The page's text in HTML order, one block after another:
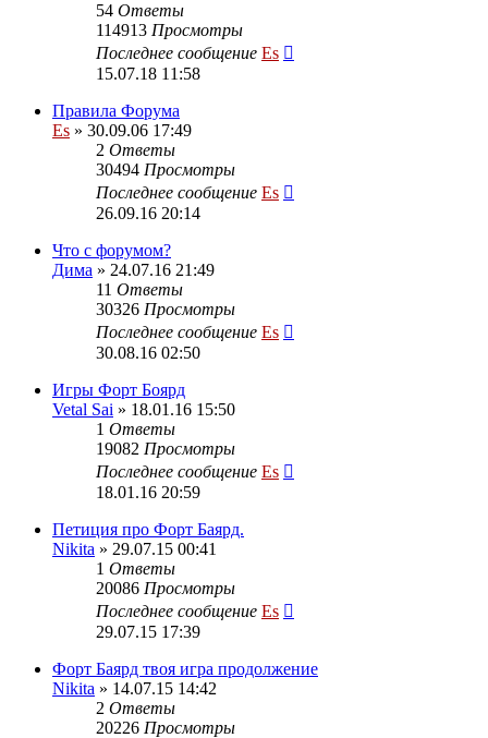
54 Ответы
114913 Просмотры
Последнее сообщение Es
15.07.18 11:58
Правила Форума
Es » 30.09.06 17:49
2 Ответы
30494 Просмотры
Последнее сообщение Es
26.09.16 20:14
Что с форумом?
Дима » 24.07.16 21:49
11 Ответы
30326 Просмотры
Последнее сообщение Es
30.08.16 02:50
Игры Форт Боярд
Vetal Sai » 18.01.16 15:50
1 Ответы
19082 Просмотры
Последнее сообщение Es
18.01.16 20:59
Петиция про Форт Баярд.
Nikita » 29.07.15 00:41
1 Ответы
20086 Просмотры
Последнее сообщение Es
29.07.15 17:39
Форт Баярд твоя игра продолжение
Nikita » 14.07.15 14:42
2 Ответы
20226 Просмотры